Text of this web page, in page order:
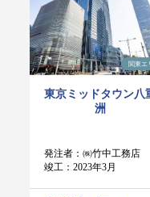
東京ミッドタウン八
洲
発注者：㈱竹中工務店
竣工：2023年3月
関東エ